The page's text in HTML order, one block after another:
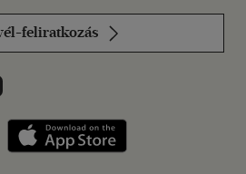
feliratkozás
on
Instagramon
Libri a LinkedInen
applikáció Szerezd meg: Google